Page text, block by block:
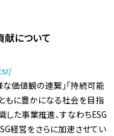
について
な価値観の連繋」「持続可能
もに豊かになる社会を目指
識した事業推進、すなわちESG
経営をさらに加速させてい